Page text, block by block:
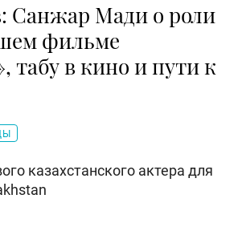
Санжар Мади о роли
фильме
табу в кино и пути к
казахстанского актера для